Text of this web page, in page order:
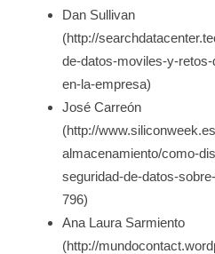
Dan Sullivan
(http://
de-datos-moviles-y-
en-la-empresa)
José Carreón
(http://
almacenamiento/como-
seguridad-de-datos-
796)
Ana Laura Sarmiento
(http://